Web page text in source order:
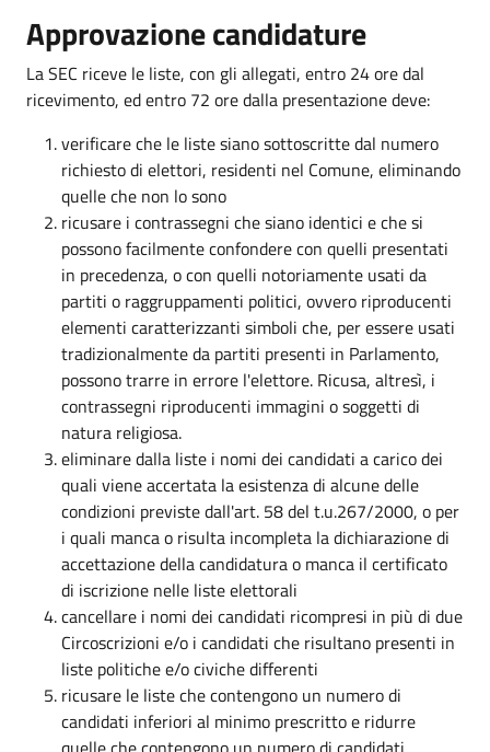
Approvazione candidature
La SEC riceve le liste, con gli allegati, entro 24 ore dal
ricevimento, ed entro 72 ore dalla presentazione deve:
verificare che le liste siano sottoscritte dal numero
richiesto di elettori, residenti nel Comune, eliminando
quelle che non lo sono
ricusare i contrassegni che siano identici e che si
possono facilmente confondere con quelli presentati
in precedenza, o con quelli notoriamente usati da
partiti o raggruppamenti politici, ovvero riproducenti
elementi caratterizzanti simboli che, per essere usati
tradizionalmente da partiti presenti in Parlamento,
possono trarre in errore l'elettore. Ricusa, altresì, i
contrassegni riproducenti immagini o soggetti di
natura religiosa.
eliminare dalla liste i nomi dei candidati a carico dei
quali viene accertata la esistenza di alcune delle
condizioni previste dall'art. 58 del t.u.267/2000, o per
i quali manca o risulta incompleta la dichiarazione di
accettazione della candidatura o manca il certificato
di iscrizione nelle liste elettorali
cancellare i nomi dei candidati ricompresi in più di due
Circoscrizioni e/o i candidati che risultano presenti in
liste politiche e/o civiche differenti
ricusare le liste che contengono un numero di
candidati inferiori al minimo prescritto e ridurre